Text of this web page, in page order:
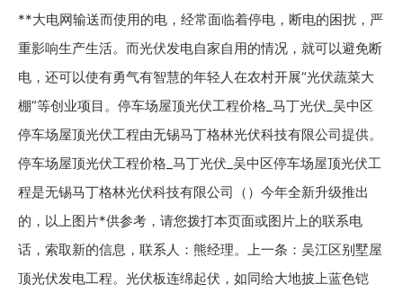
**大电网输送而使用的电，经常面临着停电，断电的困扰，严
重影响生产生活。而光伏发电自家自用的情况，就可以避免断
电，还可以使有勇气有智慧的年轻人在农村开展“光伏蔬菜大
棚”等创业项目。停车场屋顶光伏工程价格_马丁光伏_吴中区
停车场屋顶光伏工程由无锡马丁格林光伏科技有限公司提供。
停车场屋顶光伏工程价格_马丁光伏_吴中区停车场屋顶光伏工
程是无锡马丁格林光伏科技有限公司（）今年全新升级推出
的，以上图片*供参考，请您拨打本页面或图片上的联系电
话，索取新的信息，联系人：熊经理。上一条：吴江区别墅屋
顶光伏发电工程。光伏板连绵起伏，如同给大地披上蓝色铠